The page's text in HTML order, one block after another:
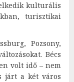
kulturális
turisztikai
Pozsony,
Bécs
volt idő – nem
járt a két város